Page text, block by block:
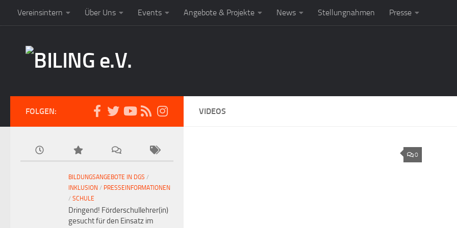
Vereinsintern Über Uns Events Angebote & Projekte News Stellungnahmen Presse
VIDEOS
0
FOLGEN:
BILDUNGSANGEBOTE IN DGS /
INKLUSION / PRESSEINFORMATIONEN
/ SCHULE
Dringend! Förderschullehrer(in)
gesucht für den Einsatz im